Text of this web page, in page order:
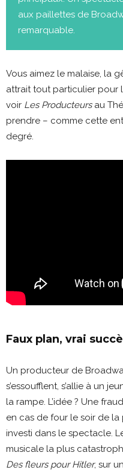
aux paillettes de
remarquable.
Vous aimez le malaise, la
attrait tout particulier pour
voir Les Producteurs au
prendre – comme cette
degré.
Faux plan, vrai
Un producteur de
s’essoufflent, s’allie à un
la rampe. L’idée ? Une
en cas de four le soir de la
investi dans le spectacle.
musicale la plus
Des fleurs pour Hitler, sur